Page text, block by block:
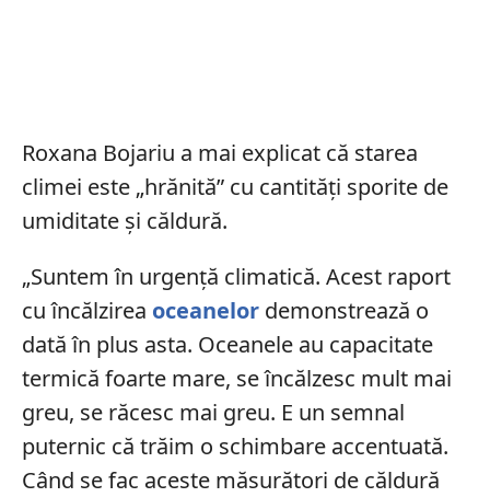
Roxana Bojariu a mai explicat că starea
climei este „hrănită” cu cantități sporite de
umiditate și căldură.
„Suntem în urgență climatică. Acest raport
cu încălzirea oceanelordemonstrează o
dată în plus asta. Oceanele au capacitate
termică foarte mare, se încălzesc mult mai
greu, se răcesc mai greu. E un semnal
puternic că trăim o schimbare accentuată.
Când se fac aceste măsurători de căldură